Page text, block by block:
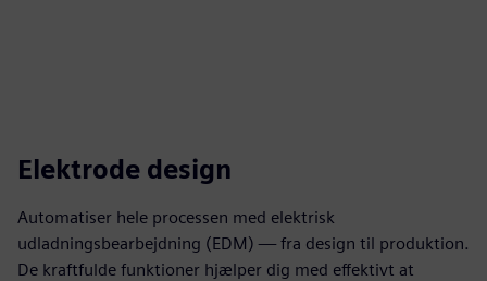
Elektrode design
Automatiser hele processen med elektrisk
udladningsbearbejdning (EDM) — fra design til produktion.
De kraftfulde funktioner hjælper dig med effektivt at